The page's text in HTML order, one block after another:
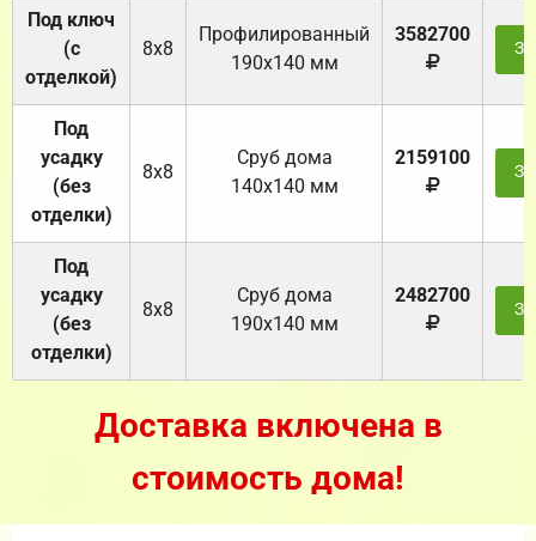
Под ключ
(с
отделкой)
8х8
Профилированный
190х140 мм
3582700
Под
усадку
(без
отделки)
8х8
Cруб дома
140х140 мм
2159100
Под
усадку
(без
отделки)
8х8
Cруб дома
190х140 мм
2482700
Доставка включена в
стоимость дома!